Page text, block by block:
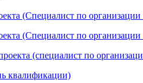
(Специалист по
(Специалист по
(специалист по
квалификации)